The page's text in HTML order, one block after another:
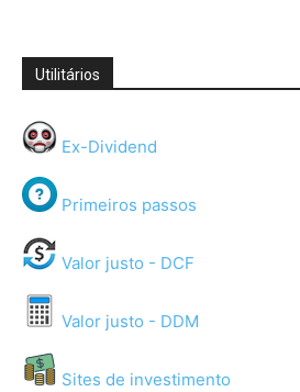
Utilitários
Ex-Dividend
Primeiros passos
Valor justo - DCF
Valor justo - DDM
Sites de investimento